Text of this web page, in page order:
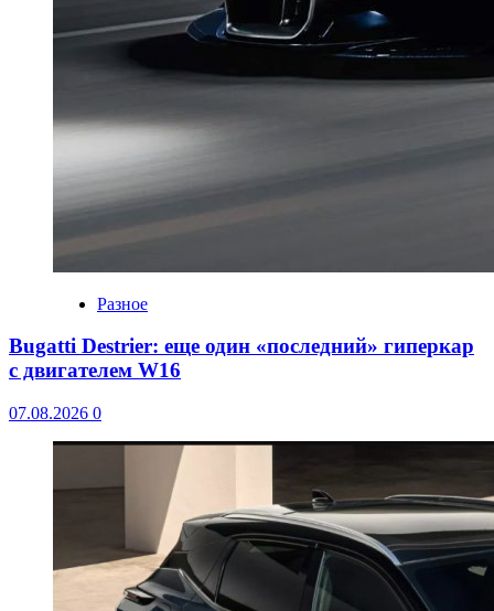
Разное
Bugatti Destrier: еще один «последний» гиперкар
с двигателем W16
07.08.2026 0